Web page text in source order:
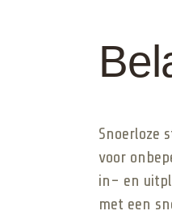
Snoerloze
voor
in- en
met een